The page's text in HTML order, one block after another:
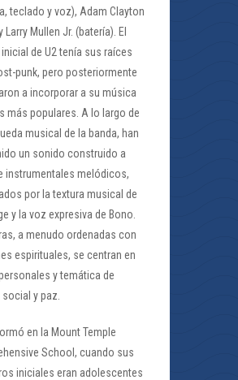
teclado y voz), Adam Clayton
Larry Mullen Jr. (batería). El
de U2 tenía sus raíces
punk, pero posteriormente
a incorporar a su música
más populares. A lo largo de
musical de la banda, han
un sonido construido a
instrumentales melódicos,
por la textura musical de
y la voz expresiva de Bono.
a menudo ordenadas con
espirituales, se centran en
y temática de
y paz.
en la Mount Temple
School, cuando sus
iniciales eran adolescentes